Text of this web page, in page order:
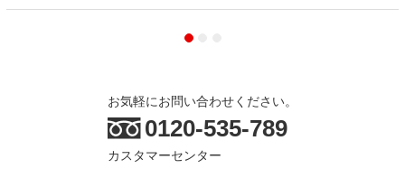
お気軽にお問い合わせください。
0120-535-789
カスタマーセンター